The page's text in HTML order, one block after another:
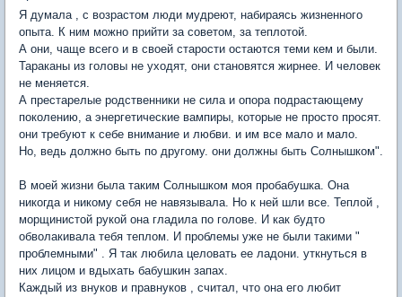
Я думала , с возрастом люди мудреют, набираясь жизненного
опыта. К ним можно прийти за советом, за теплотой.
А они, чаще всего и в своей старости остаются теми кем и были.
Тараканы из головы не уходят, они становятся жирнее. И человек
не меняется.
А престарелые родственники не сила и опора подрастающему
поколению, а энергетические вампиры, которые не просто просят.
они требуют к себе внимание и любви. и им все мало и мало.
Но, ведь должно быть по другому. они должны быть Солнышком".
В моей жизни была таким Солнышком моя пробабушка. Она
никогда и никому себя не навязывала. Но к ней шли все. Теплой ,
морщинистой рукой она гладила по голове. И как будто
обволакивала тебя теплом. И проблемы уже не были такими "
проблемными" . Я так любила целовать ее ладони. уткнуться в
них лицом и вдыхать бабушкин запах.
Каждый из внуков и правнуков , считал, что она его любит